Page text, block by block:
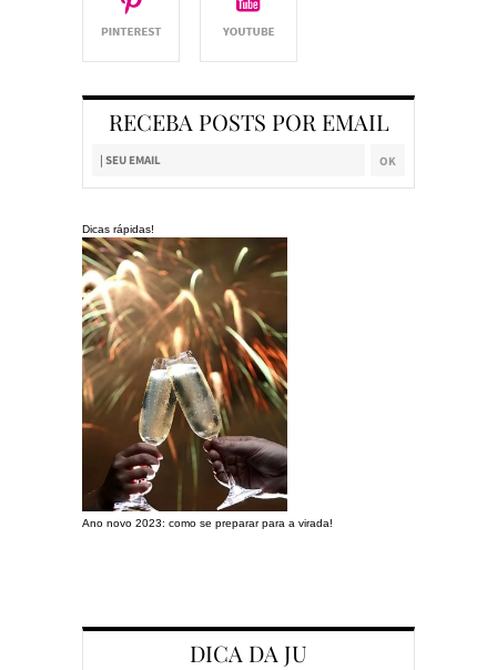
RECEBA POSTS POR EMAIL
Dicas rápidas!
Ano novo 2023: como se preparar para a virada!
DICA DA JU